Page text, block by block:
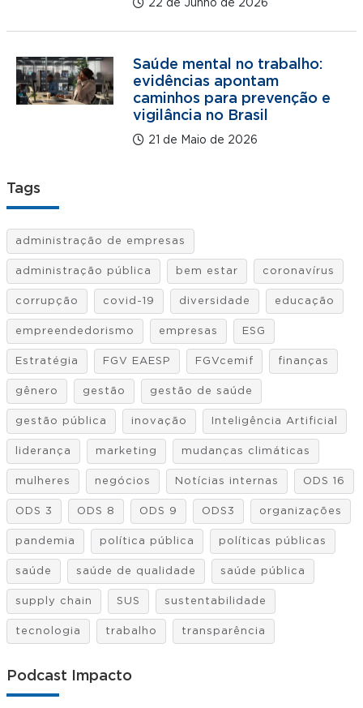
22 de Junho de 2026
Saúde mental no trabalho:
evidências apontam
caminhos para prevenção e
vigilância no Brasil
21 de Maio de 2026
Tags
administração de empresas
administração pública bem estar coronavírus
corrupção covid-19 diversidade educação
empreendedorismo empresas ESG
Estratégia FGV EAESP FGVcemif finanças
gênero gestão gestão de saúde
gestão pública inovação Inteligência Artificial
liderança marketing mudanças climáticas
mulheres negócios Notícias internas ODS 16
ODS 3 ODS 8 ODS 9 ODS3 organizações
pandemia política pública políticas públicas
saúde saúde de qualidade saúde pública
supply chain SUS sustentabilidade
tecnologia trabalho transparência
Podcast Impacto